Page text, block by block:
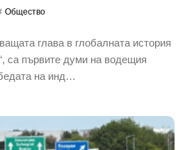
Общество
глава в глобалната история
са първите думи на водещия
на инд…